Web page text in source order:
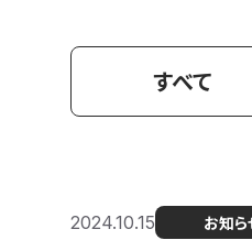
すべて
2024.10.15 お知ら